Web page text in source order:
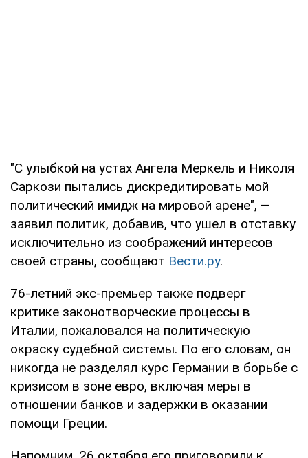
"С улыбкой на устах Ангела Меркель и Николя
Саркози пытались дискредитировать мой
политический имидж на мировой арене", —
заявил политик, добавив, что ушел в отставку
исключительно из соображений интересов
своей страны, сообщают Вести.ру.
76-летний экс-премьер также подверг
критике законотворческие процессы в
Италии, пожаловался на политическую
окраску судебной системы. По его словам, он
никогда не разделял курс Германии в борьбе с
кризисом в зоне евро, включая меры в
отношении банков и задержки в оказании
помощи Греции.